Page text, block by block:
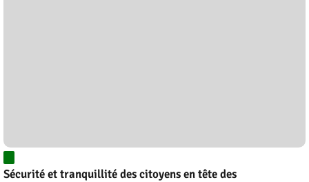
Sécurité et tranquillité des citoyens en tête des